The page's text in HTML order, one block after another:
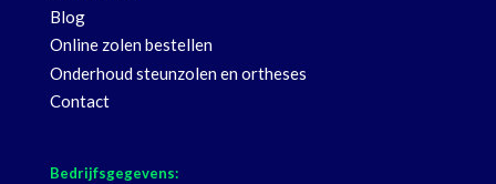
Blog
Online zolen bestellen
Onderhoud steunzolen en ortheses
Contact
Bedrijfsgegevens: